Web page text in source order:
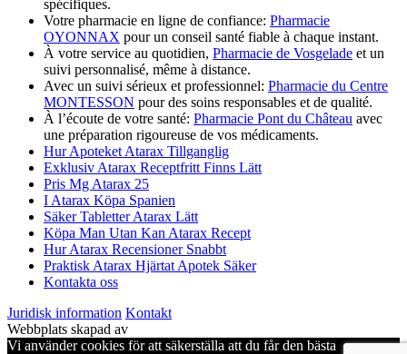
spécifiques.
Votre pharmacie en ligne de confiance: Pharmacie
OYONNAX pour un conseil santé fiable à chaque instant.
À votre service au quotidien, Pharmacie de Vosgelade et un
suivi personnalisé, même à distance.
Avec un suivi sérieux et professionnel: Pharmacie du Centre
MONTESSON pour des soins responsables et de qualité.
À l’écoute de votre santé: Pharmacie Pont du Château avec
une préparation rigoureuse de vos médicaments.
Hur Apoteket Atarax Tillganglig
Exklusiv Atarax Receptfritt Finns Lätt
Pris Mg Atarax 25
I Atarax Köpa Spanien
Säker Tabletter Atarax Lätt
Köpa Man Utan Kan Atarax Recept
Hur Atarax Recensioner Snabbt
Praktisk Atarax Hjärtat Apotek Säker
Kontakta oss
Juridisk information Kontakt
Webbplats skapad av
Vi använder cookies för att säkerställa att du får den bästa